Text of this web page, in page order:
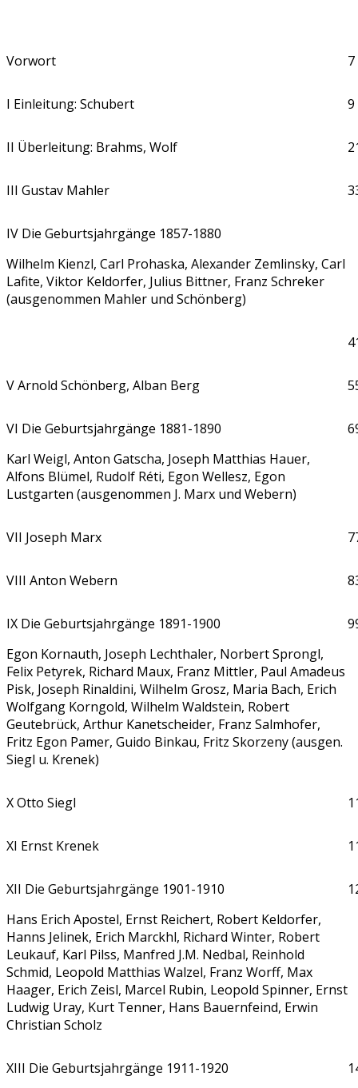
Vorwort 7
I Einleitung: Schubert 9
II Überleitung: Brahms, Wolf
III Gustav Mahler
IV Die Geburtsjahrgänge 1857-1880
Wilhelm Kienzl, Carl Prohaska, Alexander Zemlinsky, Carl
Lafite, Viktor Keldorfer, Julius Bittner, Franz Schreker
(ausgenommen Mahler und Schönberg)
V Arnold Schönberg, Alban Berg
VI Die Geburtsjahrgänge 1881-1890
Karl Weigl, Anton Gatscha, Joseph Matthias Hauer,
Alfons Blümel, Rudolf Réti, Egon Wellesz, Egon
Lustgarten (ausgenommen J. Marx und Webern)
VII Joseph Marx
VIII Anton Webern
IX Die Geburtsjahrgänge 1891-1900
Egon Kornauth, Joseph Lechthaler, Norbert Sprongl,
Felix Petyrek, Richard Maux, Franz Mittler, Paul Amadeus
Pisk, Joseph Rinaldini, Wilhelm Grosz, Maria Bach, Erich
Wolfgang Korngold, Wilhelm Waldstein, Robert
Geutebrück, Arthur Kanetscheider, Franz Salmhofer,
Fritz Egon Pamer, Guido Binkau, Fritz Skorzeny (ausgen.
Siegl u. Krenek)
X Otto Siegl
XI Ernst Krenek
XII Die Geburtsjahrgänge 1901-1910
Hans Erich Apostel, Ernst Reichert, Robert Keldorfer,
Hanns Jelinek, Erich Marckhl, Richard Winter, Robert
Leukauf, Karl Pilss, Manfred J.M. Nedbal, Reinhold
Schmid, Leopold Matthias Walzel, Franz Worff, Max
Haager, Erich Zeisl, Marcel Rubin, Leopold Spinner, Ernst
Ludwig Uray, Kurt Tenner, Hans Bauernfeind, Erwin
Christian Scholz
XIII Die Geburtsjahrgänge 1911-1920